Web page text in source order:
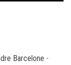
Barcelone -